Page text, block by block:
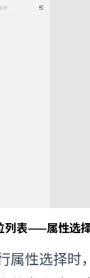
列表——属性选
属性选择时